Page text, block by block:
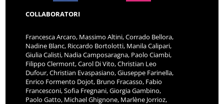
COLLABORATORI
Francesca Arcaro, Massimo Altini, Corrado Bellora,
Nadine Blanc, Riccardo Bortolotti, Manila Calipari,
Giulia Calisti, Nadia Camposaragna, Paolo Ciambi,
Filippo Clermont, Carol Di Vito, Christian Leo
Dufour, Christian Evaspasiano, Giuseppe Farinella,
Enrico Formento Dojot, Bruno Fracasso, Fabio
Francesconi, Sofia Fregnani, Giorgia Gambino,
Paolo Gatto, Michael Ghignone, Marlène Jorrioz,